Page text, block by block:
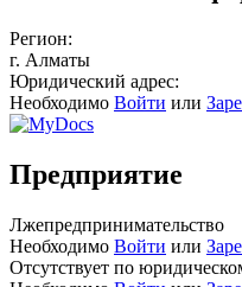
Регион:
г. Алматы
Юридический адрес:
Необходимо Войти или
Предприятие
Лжепредпринимательство
Необходимо Войти или
Отсутствует по